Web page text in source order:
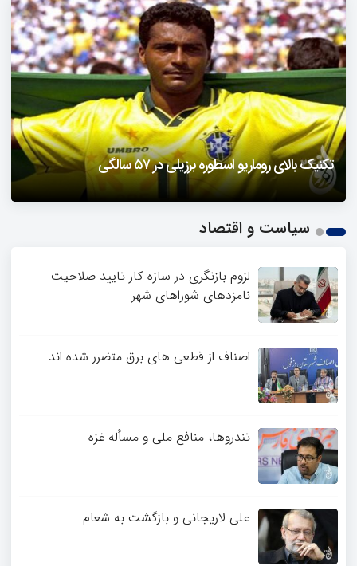
تکنیک بالای روماریو اسطوره برزیلی در ۵۷ سالگی
فیلمی از یک خواننده زن در توئیتر ضرغامی جنجالی شد
حمله تند مصطفی کواکبیان به مجری جنجالی صدا و سیما
دزفول را باید دید
2
سیاست و اقتصاد
لزوم بازنگری در سازه کار تایید صلاحیت
نامزدهای شوراهای شهر
اصناف از قطعی های برق متضرر شده اند
تندروها، منافع ملی و مسأله غزه
علی لاریجانی و بازگشت به شعام